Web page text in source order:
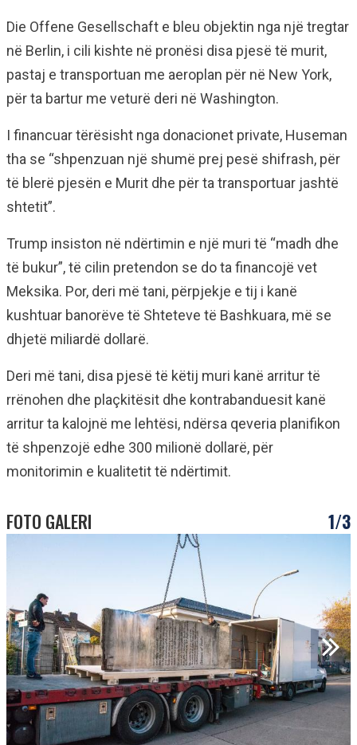
Die Offene Gesellschaft e bleu objektin nga një tregtar
në Berlin, i cili kishte në pronësi disa pjesë të murit,
pastaj e transportuan me aeroplan për në New York,
për ta bartur me veturë deri në Washington.
I financuar tërësisht nga donacionet private, Huseman
tha se “shpenzuan një shumë prej pesë shifrash, për
të blerë pjesën e Murit dhe për ta transportuar jashtë
shtetit”.
Trump insiston në ndërtimin e një muri të “madh dhe
të bukur”, të cilin pretendon se do ta financojë vet
Meksika. Por, deri më tani, përpjekje e tij i kanë
kushtuar banorëve të Shteteve të Bashkuara, më se
dhjetë miliardë dollarë.
Deri më tani, disa pjesë të këtij muri kanë arritur të
rrënohen dhe plaçkitësit dhe kontrabanduesit kanë
arritur ta kalojnë me lehtësi, ndërsa qeveria planifikon
të shpenzojë edhe 300 milionë dollarë, për
monitorimin e kualitetit të ndërtimit.
FOTO GALERI 1/3